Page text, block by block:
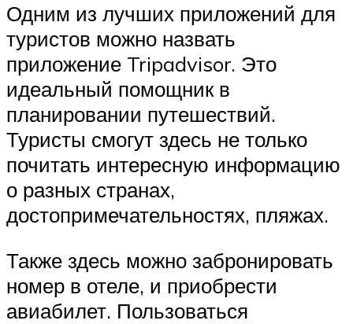
Одним из лучших приложений для
туристов можно назвать
приложение Tripadvisor. Это
идеальный помощник в
планировании путешествий.
Туристы смогут здесь не только
почитать интересную информацию
о разных странах,
достопримечательностях, пляжах.
Также здесь можно забронировать
номер в отеле, и приобрести
авиабилет. Пользоваться